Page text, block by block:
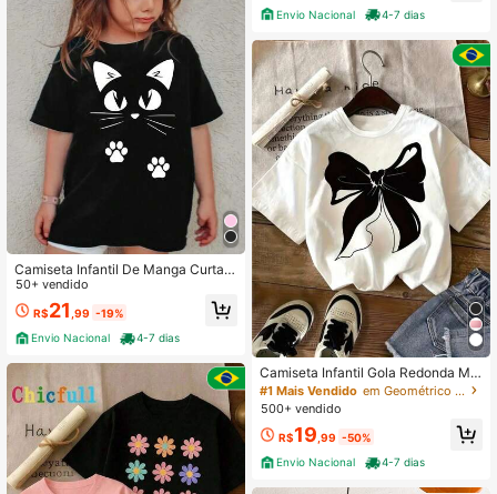
Camiseta Infantil De Manga Curta E
Casual Para Meninas Estampa Pers
onalizada De Gato
50+ vendido
R$21 ,99 -19%
Envio Nacional
4-7 dias
Envio Nacional
4-7 dias
Camiseta Infantil Gola Redonda Ma
nga Curta Estilo Oversized Casual
Colorida Simples Adequado Ideal M
ão Estampa De Laço
#1 Mais Vendido
em Geométrico Camisetas para meninas
500+ vendido
R$19 ,99 -50%
Envio Nacional
4-7 dias